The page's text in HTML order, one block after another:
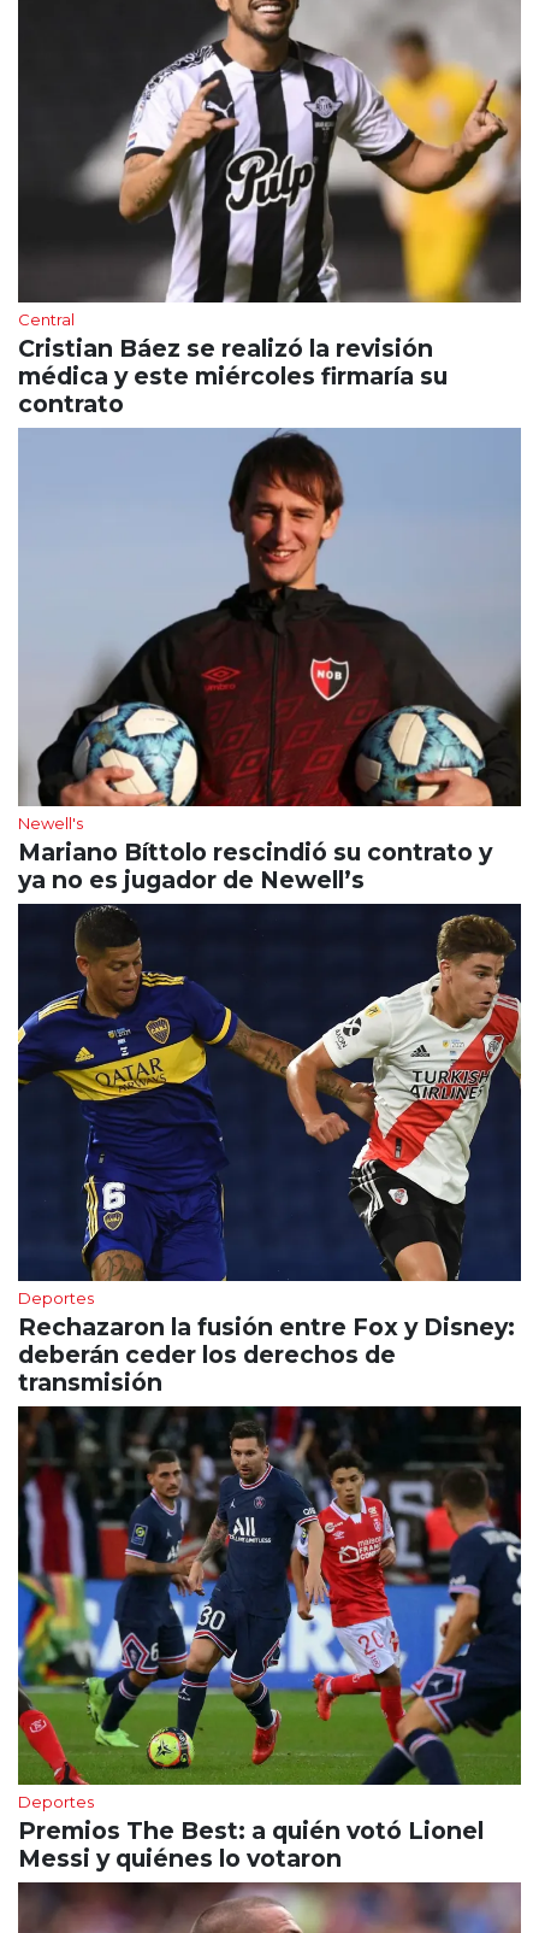
Central
Cristian Báez se realizó la revisión
médica y este miércoles firmaría su
contrato
Newell's
Mariano Bíttolo rescindió su contrato y
ya no es jugador de Newell’s
Deportes
Rechazaron la fusión entre Fox y Disney:
deberán ceder los derechos de
transmisión
Deportes
Premios The Best: a quién votó Lionel
Messi y quiénes lo votaron